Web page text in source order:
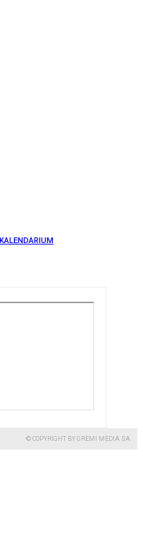
KALENDARIUM
© COPYRIGHT BY GREMI MEDIA SA